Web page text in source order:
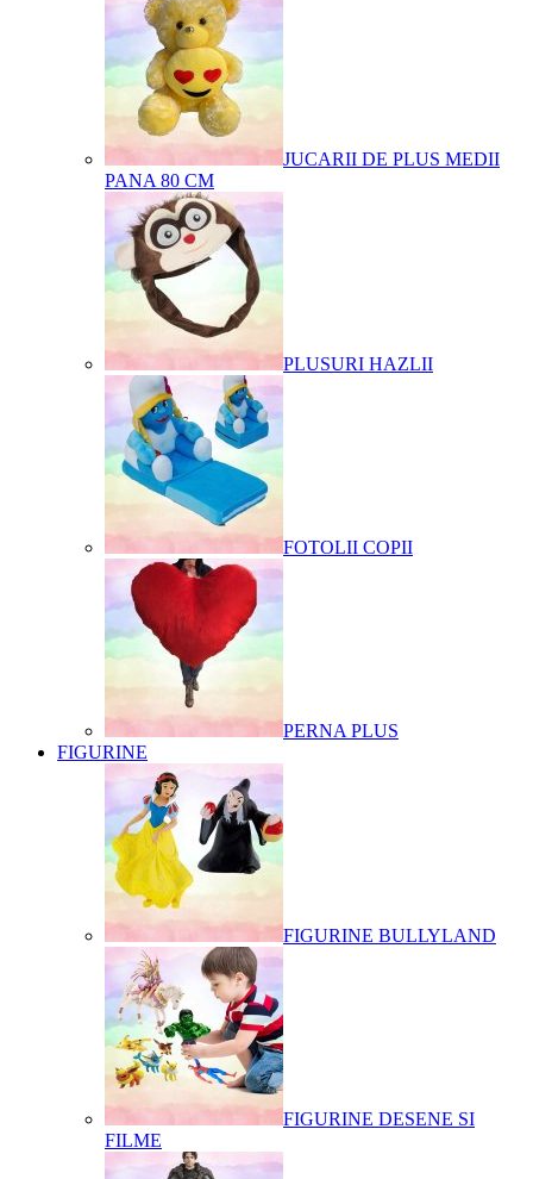
JUCARII DE PLUS MEDII
PANA 80 CM
PLUSURI HAZLII
FOTOLII COPII
PERNA PLUS
FIGURINE
FIGURINE BULLYLAND
FIGURINE DESENE SI
FILME